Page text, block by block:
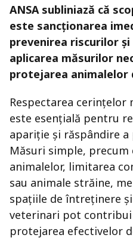
ANSA subliniază că
este sancționarea
prevenirea riscurilor
aplicarea măsurilor
protejarea animalelor
Respectarea
este esențială pentru
apariție și răspândire
Măsuri simple, precum
animalelor, limitarea
sau animale străine,
spațiile de întreținere
veterinari pot contribui
protejarea efectivelor